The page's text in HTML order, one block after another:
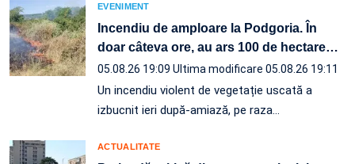
EVENIMENT
Incendiu de amploare la Podgoria. În
doar câteva ore, au ars 100 de hectare…
05.08.26 19:09 Ultima modificare 05.08.26 19:11
Un incendiu violent de vegetație uscată a
izbucnit ieri după-amiază, pe raza…
ACTUALITATE